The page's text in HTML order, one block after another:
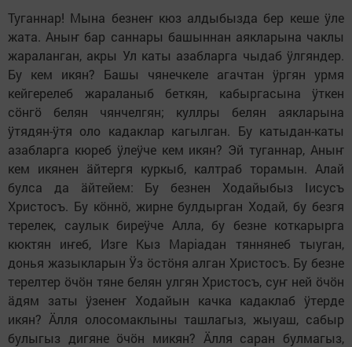
Туганнар! Мына безнеҥ кюз алдыбызда бер кеше ӱле
жата. Аныҥ бар саннары башыннан аякларына чаклы
жараланган, акры Ул каты азабларга чыдаб ӱлгяндер.
Бу кем икян? Башы чянечкеле агачтан ӱргян yрмя
кейгерелеб жараланыб беткян, кабыргасына ӱткен
сӧнгӧ белян чянчелгян; куллры белян аякларына
ӱтядян-ӱтя оло кадаклар кагылган. Бу катыдан-каты
азабларга кюреб ӱлеӱче кем икян? Эй туганнар, Аныҥ
кем икянен ӓйтергя куркыб, калтраб торамын. Алай
булса да ӓйтейем: Бу безнен Ходайыбыз Iисусъ
Христосъ. Бу кӧннӧ, жирне булдырган Ходай, бу безгя
терелек, саулык биреӱче Алла, бу безне коткарырга
кюктян иҥеб, Изге Кыз Марiадан тяннянеб тыуган,
дoнья жазыкларын Ӱз ӧстӧня алган Христосъ. Бу безне
терелтер ӧчӧн тяне белян yлгян Христосъ, суҥ ней ӧчӧн
ӓдям заты ӱзенеҥ Ходайын качка кадаклаб ӱтерде
икян? Ӓлля олосомаклыны ташлагыз, жыуаш, сабыр
булыгыз дигяне ӧчӧн микян? Ӓлля саран булмагыз,